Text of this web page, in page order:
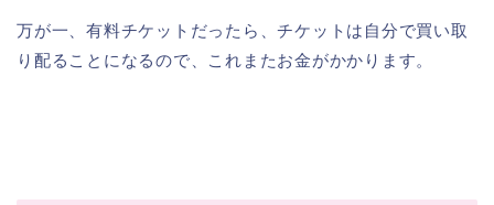
万が一、有料チケットだったら、チケットは自分で買い取
り配ることになるので、これまたお金がかかります。